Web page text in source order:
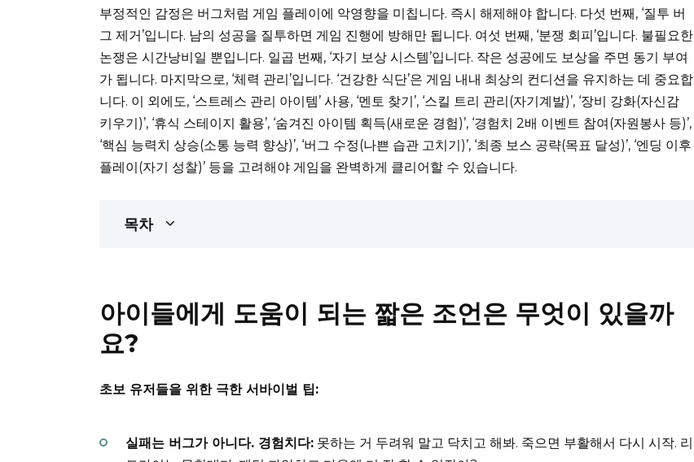
부정적인 감정은 버그처럼 게임 플레이에 악영향을 미칩니다. 즉시 해제해야 합니다. 다섯 번째, ‘질투 버
그 제거’입니다. 남의 성공을 질투하면 게임 진행에 방해만 됩니다. 여섯 번째, ‘분쟁 회피’입니다. 불필요한
논쟁은 시간낭비일 뿐입니다. 일곱 번째, ‘자기 보상 시스템’입니다. 작은 성공에도 보상을 주면 동기 부여
가 됩니다. 마지막으로, ‘체력 관리’입니다. ‘건강한 식단’은 게임 내내 최상의 컨디션을 유지하는 데 중요합
니다. 이 외에도, ‘스트레스 관리 아이템’ 사용, ‘멘토 찾기’, ‘스킬 트리 관리(자기계발)’, ‘장비 강화(자신감
키우기)’, ‘휴식 스테이지 활용’, ‘숨겨진 아이템 획득(새로운 경험)’, ‘경험치 2배 이벤트 참여(자원봉사 등)’,
‘핵심 능력치 상승(소통 능력 향상)’, ‘버그 수정(나쁜 습관 고치기)’, ‘최종 보스 공략(목표 달성)’, ‘엔딩 이후
플레이(자기 성찰)’ 등을 고려해야 게임을 완벽하게 클리어할 수 있습니다.
목차
아이들에게 도움이 되는 짧은 조언은 무엇이 있을까
요?
초보 유저들을 위한 극한 서바이벌 팁:
실패는 버그가 아니다. 경험치다: 못하는 거 두려워 말고 닥치고 해봐. 죽으면 부활해서 다시 시작. 리